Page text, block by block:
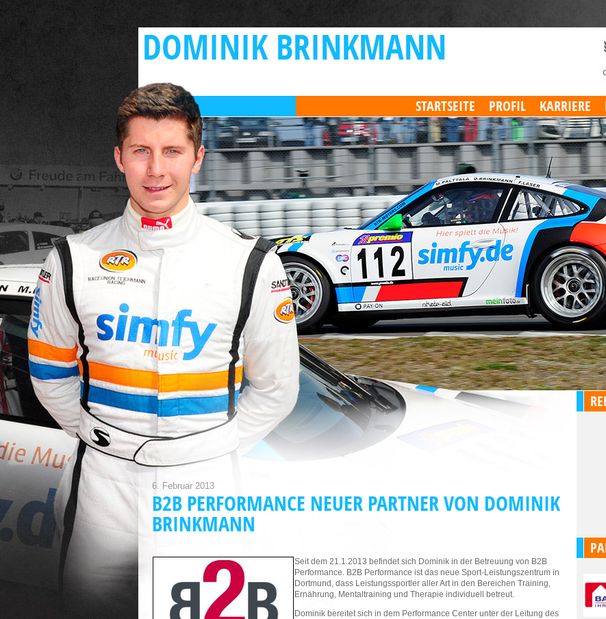
KARRIERE
PROFIL
STARTSEITE
6. Februar 2013
B2B PERFORMANCE NEUER PARTNER VON DOMINIK
BRINKMANN
Seit dem 21.1.2013 befindet sich Dominik in der Betreuung von B2B
Performance. B2B Performance ist das neue Sport-Leistungszentrum in
Dortmund, dass Leistungssportler aller Art in den Bereichen Training,
Ernährung, Mentaltraining und Therapie individuell betreut.
Dominik bereitet sich in dem Performance Center unter der Leitung des